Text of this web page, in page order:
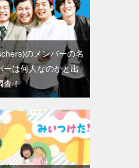
のメンバーの名
ーは何人なのかと出
査！